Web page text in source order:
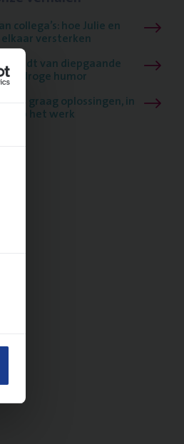
collega’s: hoe Julie en
versterken
houdt van diepgaande
én droge humor
zoekt graag oplossingen, in
én op het werk